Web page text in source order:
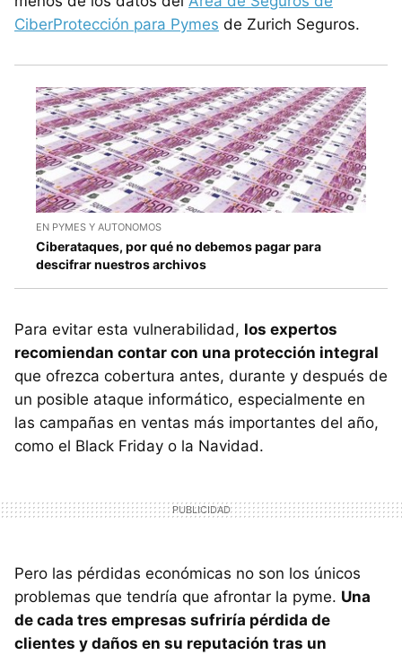
CiberProtección para Pymes de Zurich Seguros.
EN PYMES Y AUTONOMOS
Ciberataques, por qué no debemos pagar para
descifrar nuestros archivos
Para evitar esta vulnerabilidad, los expertos
recomiendan contar con una protección integral
que ofrezca cobertura antes, durante y después de
un posible ataque informático, especialmente en
las campañas en ventas más importantes del año,
como el Black Friday o la Navidad.
Pero las pérdidas económicas no son los únicos
problemas que tendría que afrontar la pyme. Una
de cada tres empresas sufriría pérdida de
clientes y daños en su reputación tras un